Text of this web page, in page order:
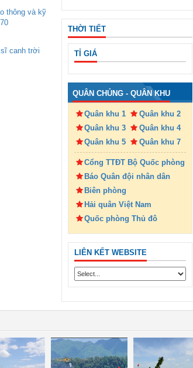
thông và kỹ
canh trời
THỜI TIẾT
TỈ GIÁ
QUÂN CHỦNG - QUÂN KHU
Quân khu 1
Quân khu 2
Quân khu 3
Quân khu 4
Quân khu 5
Quân khu 7
Cổng TTĐT Bộ Quốc phòng
Báo Quân đội nhân dân
Biên phòng
Hải quân Việt Nam
Quốc phòng Thủ đô
LIÊN KẾT WEBSITE